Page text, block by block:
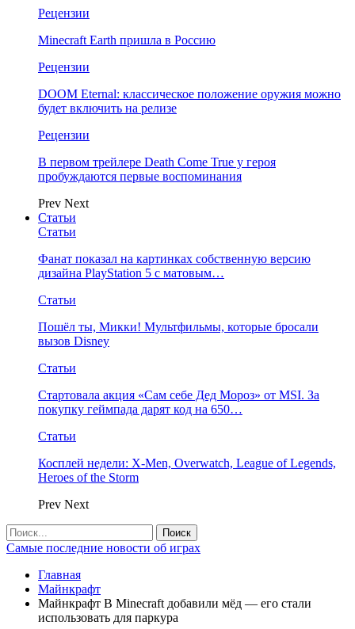
Рецензии
Minecraft Earth пришла в Россию
Рецензии
DOOM Eternal: классическое положение оружия можно
будет включить на релизе
Рецензии
В первом трейлере Death Come True у героя
пробуждаются первые воспоминания
Prev Next
Статьи
Статьи
Фанат показал на картинках собственную версию
дизайна PlayStation 5 с матовым…
Статьи
Пошёл ты, Микки! Мультфильмы, которые бросали
вызов Disney
Статьи
Стартовала акция «Сам себе Дед Мороз» от MSI. За
покупку геймпада дарят код на 650…
Статьи
Косплей недели: X-Men, Overwatch, League of Legends,
Heroes of the Storm
Prev Next
Самые последние новости об играх
Главная
Майнкрафт
Майнкрафт В Minecraft добавили мёд — его стали
использовать для паркура